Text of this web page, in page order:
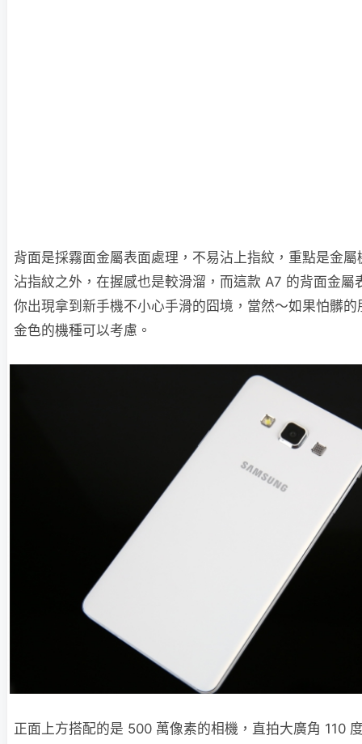
背面是採霧面金屬表面處理，不易沾上指紋，重點是金
沾指紋之外，在握感也是較滑溜，而這款 A7 的背面金屬
你出現拿到新手機不小心手滑的囧境，當然～如果怕髒
金色的機種可以考慮。
正面上方搭配的是 500 萬像素的相機，直拍大廣角 110